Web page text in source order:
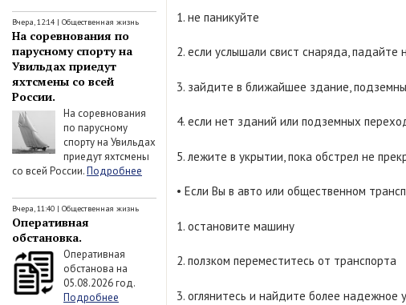
Вчера, 12:14 | Общественная жизнь
На соревнования по
парусному спорту на
Увильдах приедут
яхтсмены со всей
России.
На соревнования
по парусному
спорту на Увильдах
приедут яхтсмены
со всей России.Подробнее
Вчера, 11:40 | Общественная жизнь
Оперативная
обстановка.
Оперативная
обстанова на
05.08.2026 год.
Подробнее
1. не паникуйте
2. если услышали свист снаряда, падайте
3. зайдите в ближайшее здание,
4. если нет зданий или подземных
5. лежите в укрытии, пока обстрел не
• Если Вы в авто или общественном
1. остановите машину
2. ползком переместитесь от транспорта
3. оглянитесь и найдите более